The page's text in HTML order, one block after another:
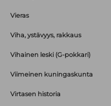
Vieras
Viha, ystävyys, rakkaus
Vihainen leski (G-pokkari)
Viimeinen kuningaskunta
Virtasen historia